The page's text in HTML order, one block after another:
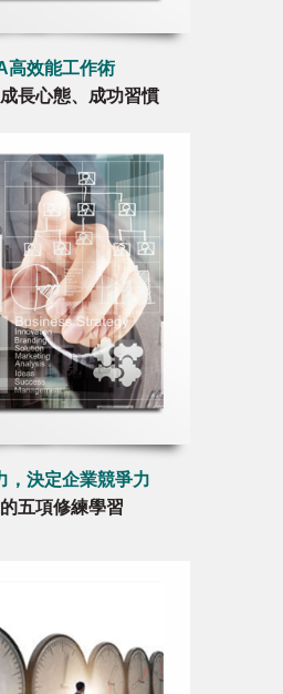
高效能工作術
長心態、成功習慣
，決定企業競爭力
五項修練學習